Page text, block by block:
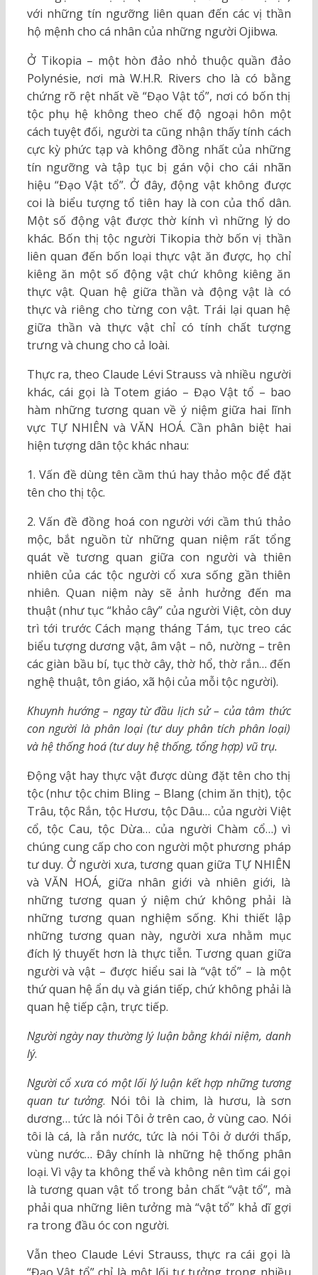
với những tín ngưỡng liên quan đến các vị thần
hộ mệnh cho cá nhân của những người Ojibwa.
Ở Tikopia – một hòn đảo nhỏ thuộc quần đảo
Polynésie, nơi mà W.H.R. Rivers cho là có bằng
chứng rõ rệt nhất về “Đạo Vật tổ”, nơi có bốn thị
tộc phụ hệ không theo chế độ ngoại hôn một
cách tuyệt đối, người ta cũng nhận thấy tính cách
cực kỳ phức tạp và không đồng nhất của những
tín ngưỡng và tập tục bị gán vội cho cái nhãn
hiệu “Đạo Vật tổ”. Ở đây, động vật không được
coi là biểu tượng tổ tiên hay là con của thổ dân.
Một số động vật được thờ kính vì những lý do
khác. Bốn thị tộc người Tikopia thờ bốn vị thần
liên quan đến bốn loại thực vật ăn được, họ chỉ
kiêng ăn một số động vật chứ không kiêng ăn
thực vật. Quan hệ giữa thần và động vật là có
thực và riêng cho từng con vật. Trái lại quan hệ
giữa thần và thực vật chỉ có tính chất tượng
trưng và chung cho cả loài.
Thực ra, theo Claude Lévi Strauss và nhiều người
khác, cái gọi là Totem giáo – Đạo Vật tổ – bao
hàm những tương quan về ý niệm giữa hai lĩnh
vực TỰ NHIÊN và VĂN HOÁ. Cần phân biệt hai
hiện tượng dân tộc khác nhau:
1. Vấn đề dùng tên cầm thú hay thảo mộc để đặt
tên cho thị tộc.
2. Vấn đề đồng hoá con người với cầm thú thảo
mộc, bắt nguồn từ những quan niệm rất tổng
quát về tương quan giữa con người và thiên
nhiên của các tộc người cổ xưa sống gần thiên
nhiên. Quan niệm này sẽ ảnh hưởng đến ma
thuật (như tục “khảo cây” của người Việt, còn duy
trì tới trước Cách mạng tháng Tám, tục treo các
biểu tượng dương vật, âm vật – nô, nường – trên
các giàn bầu bí, tục thờ cây, thờ hổ, thờ rắn… đến
nghệ thuật, tôn giáo, xã hội của mỗi tộc người).
Khuynh hướng – ngay từ đầu lịch sử – của tâm thức
con người là phân loại (tư duy phân tích phân loại)
và hệ thống hoá (tư duy hệ thống, tổng hợp) vũ trụ.
Động vật hay thực vật được dùng đặt tên cho thị
tộc (như tộc chim Bling – Blang (chim ăn thịt), tộc
Trâu, tộc Rắn, tộc Hươu, tộc Dâu… của người Việt
cổ, tộc Cau, tộc Dừa… của người Chàm cổ…) vì
chúng cung cấp cho con người một phương pháp
tư duy. Ở người xưa, tương quan giữa TỰ NHIÊN
và VĂN HOÁ, giữa nhân giới và nhiên giới, là
những tương quan ý niệm chứ không phải là
những tương quan nghiệm sống. Khi thiết lập
những tương quan này, người xưa nhằm mục
đích lý thuyết hơn là thực tiễn. Tương quan giữa
người và vật – được hiểu sai là “vật tổ” – là một
thứ quan hệ ẩn dụ và gián tiếp, chứ không phải là
quan hệ tiếp cận, trực tiếp.
Người ngày nay thường lý luận bằng khái niệm, danh
lý.
Người cổ xưa có một lối lý luận kết hợp những tương
quan tư tưởng. Nói tôi là chim, là hươu, là sơn
dương… tức là nói Tôi ở trên cao, ở vùng cao. Nói
tôi là cá, là rắn nước, tức là nói Tôi ở dưới thấp,
vùng nước… Đây chính là những hệ thống phân
loại. Vì vậy ta không thể và không nên tìm cái gọi
là tương quan vật tổ trong bản chất “vật tổ”, mà
phải qua những liên tưởng mà “vật tổ” khả dĩ gợi
ra trong đầu óc con người.
Vẫn theo Claude Lévi Strauss, thực ra cái gọi là